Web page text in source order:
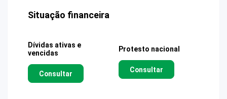
Situação financeira
Dívidas ativas e
vencidas
Consultar
Protesto nacional
Consultar